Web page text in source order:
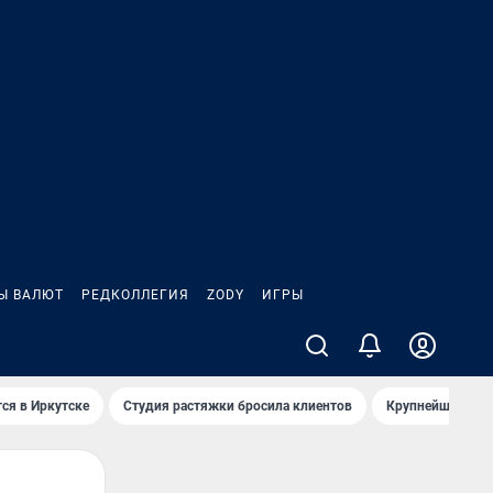
ВАЛЮТ РЕДКОЛЛЕГИЯ ZODY ИГРЫ
в Иркутске Студия растяжки бросила клиентов Крупнейшие